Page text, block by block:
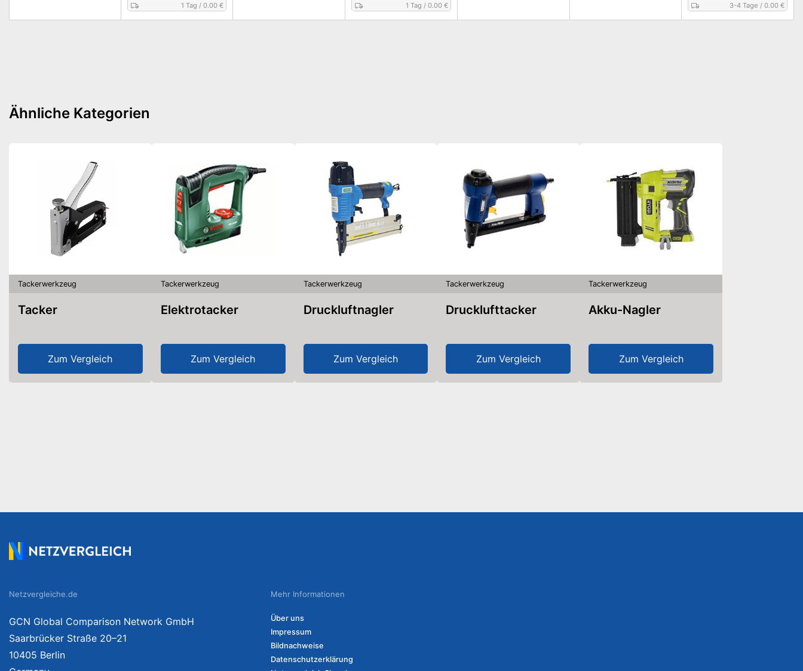
1 Tag /0.00 € 1 Tag / 0.00 € 3-4 Tage / 0.00 €
Ähnliche Kategorien
Tackerwerkzeug
Tacker
Zum Vergleich
Tackerwerkzeug
Elektrotacker
Zum Vergleich
Tackerwerkzeug
Druckluftnagler
Zum Vergleich
Tackerwerkzeug
Drucklufttacker
Zum Vergleich
Tackerwerkzeug
Akku-Nagler
Zum Vergleich
Netzvergleiche.de
GCN Global Comparison Network GmbH
Saarbrücker Straße 20–21
10405 Berlin
Mehr Informationen
Über uns
Impressum
Bildnachweise
Datenschutzerklärung